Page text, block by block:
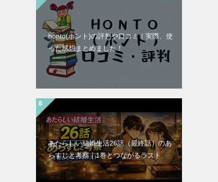
honto(ホント)の評判や口コミ｜実際、使
った感想まとめました！
あたらしい結婚生活26話（最終話）のあ
らすじと考察｜1巻とつながるラスト